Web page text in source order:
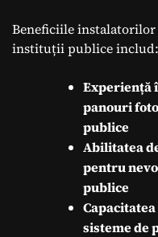
Beneficiile
instituții publice includ:
Experiență
panouri
publice
Abilitatea
pentru
publice
sisteme de